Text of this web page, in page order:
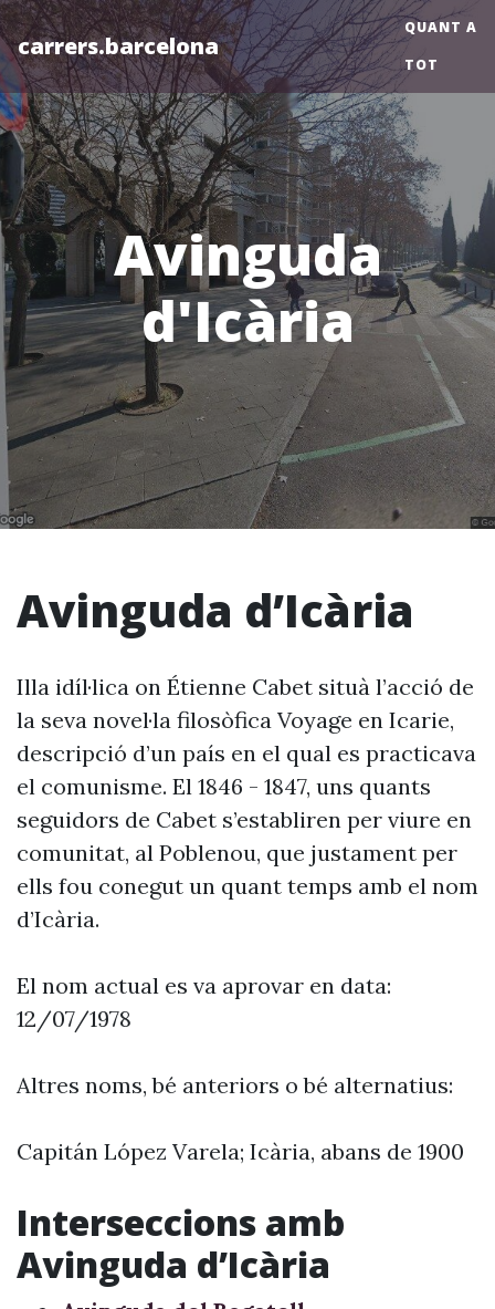
carrers.barcelona
QUANT A
TOT
Avinguda
d'Icària
Avinguda d’Icària
Illa idíl·lica on Étienne Cabet situà l’acció de
la seva novel·la filosòfica Voyage en Icarie,
descripció d’un país en el qual es practicava
el comunisme. El 1846 - 1847, uns quants
seguidors de Cabet s’establiren per viure en
comunitat, al Poblenou, que justament per
ells fou conegut un quant temps amb el nom
d’Icària.
El nom actual es va aprovar en data:
12/07/1978
Altres noms, bé anteriors o bé alternatius:
Capitán López Varela; Icària, abans de 1900
Interseccions amb
Avinguda d’Icària